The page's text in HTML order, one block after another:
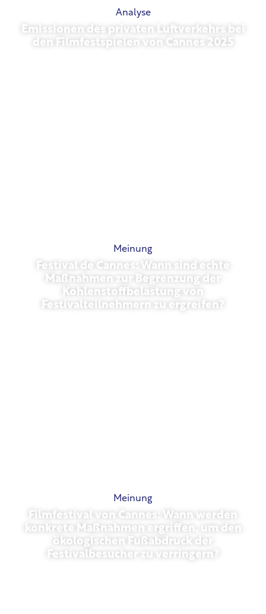
Analyse
Emissionen des privaten Luftverkehrs bei
den Filmfestspielen von Cannes 2025
Meinung
Festival de Cannes: Wann sind echte
Maßnahmen zur Begrenzung der
Kohlenstoffbelastung von
Festivalteilnehmern zu ergreifen?
Meinung
Filmfestival von Cannes: Wann werden
konkrete Maßnahmen ergriffen, um den
ökologischen Fußabdruck der
Festivalbesucher zu verringern?